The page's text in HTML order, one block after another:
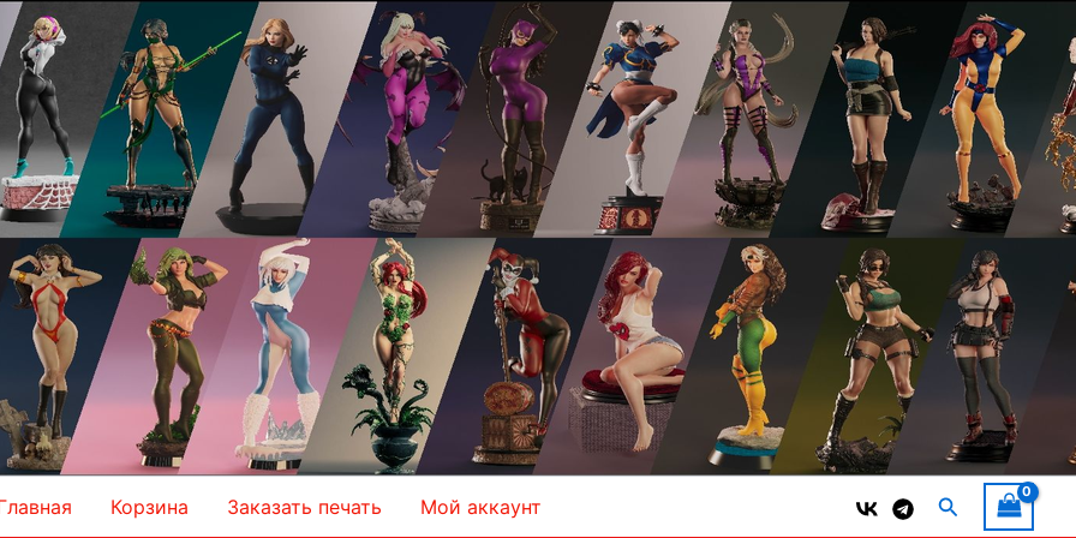
Корзина Заказать печать Мой аккаунт Поиск